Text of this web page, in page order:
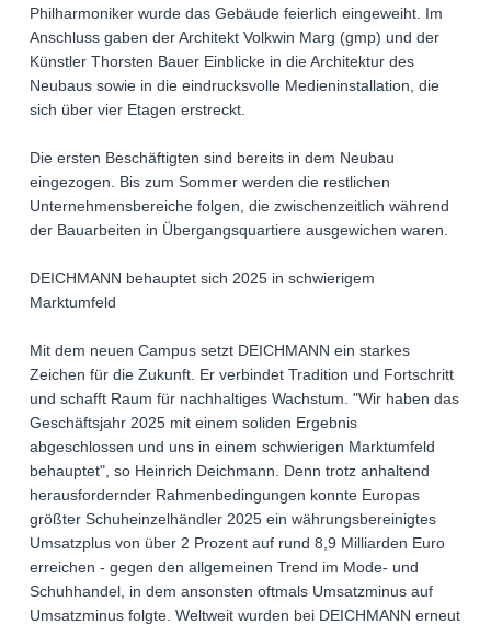
Philharmoniker wurde das Gebäude feierlich eingeweiht. Im
Anschluss gaben der Architekt Volkwin Marg (gmp) und der
Künstler Thorsten Bauer Einblicke in die Architektur des
Neubaus sowie in die eindrucksvolle Medieninstallation, die
sich über vier Etagen erstreckt.
Die ersten Beschäftigten sind bereits in dem Neubau
eingezogen. Bis zum Sommer werden die restlichen
Unternehmensbereiche folgen, die zwischenzeitlich während
der Bauarbeiten in Übergangsquartiere ausgewichen waren.
DEICHMANN behauptet sich 2025 in schwierigem
Marktumfeld
Mit dem neuen Campus setzt DEICHMANN ein starkes
Zeichen für die Zukunft. Er verbindet Tradition und Fortschritt
und schafft Raum für nachhaltiges Wachstum. "Wir haben das
Geschäftsjahr 2025 mit einem soliden Ergebnis
abgeschlossen und uns in einem schwierigen Marktumfeld
behauptet", so Heinrich Deichmann. Denn trotz anhaltend
herausfordernder Rahmenbedingungen konnte Europas
größter Schuheinzelhändler 2025 ein währungsbereinigtes
Umsatzplus von über 2 Prozent auf rund 8,9 Milliarden Euro
erreichen - gegen den allgemeinen Trend im Mode- und
Schuhhandel, in dem ansonsten oftmals Umsatzminus auf
Umsatzminus folgte. Weltweit wurden bei DEICHMANN erneut